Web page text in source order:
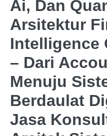
Ai, Dan
Arsitektur
Intelligence
– Dari
Menuju
Berdaulat
Jasa